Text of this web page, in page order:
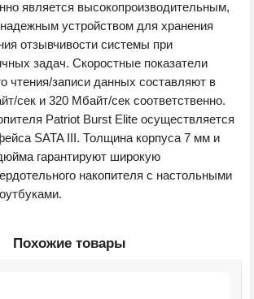
является высокопроизводительным,
устройством для хранения
отзывчивости системы при
задач. Скоростные показатели
чтения/записи данных составляют в
сек и 320 Мбайт/сек соответственно.
Patriot Burst Elite осуществляется
SATA III. Толщина корпуса 7 мм и
гарантируют широкую
накопителя с настольными
Похожие товары